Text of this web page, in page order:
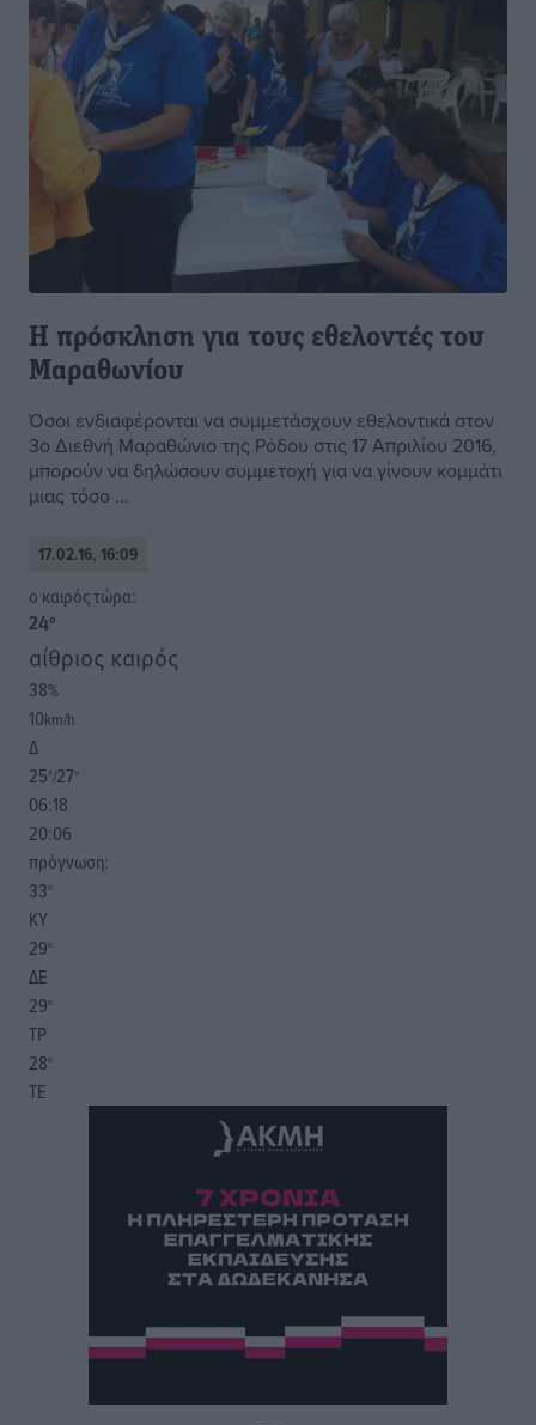
Η πρόσκληση για τους εθελοντές του
Μαραθωνίου
Όσοι ενδιαφέρονται να συμμετάσχουν εθελοντικά στον
3ο Διεθνή Μαραθώνιο της Ρόδου στις 17 Απριλίου 2016,
μπορούν να δηλώσουν συμμετοχή για να γίνουν κομμάτι
μιας τόσο ...
17.02.16, 16:09
o καιρός τώρα:
24°
αίθριος καιρός
38%
10km/h
Δ
25°/27°
06:18
20:06
πρόγνωση:
33°
ΚΥ
29°
ΔΕ
29°
ΤΡ
28°
ΤΕ